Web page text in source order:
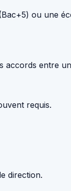
ou une
accords entre
requis.
direction.